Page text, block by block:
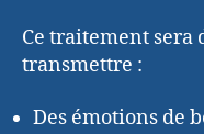
Ce traitement
transmettre :
Des émotions de